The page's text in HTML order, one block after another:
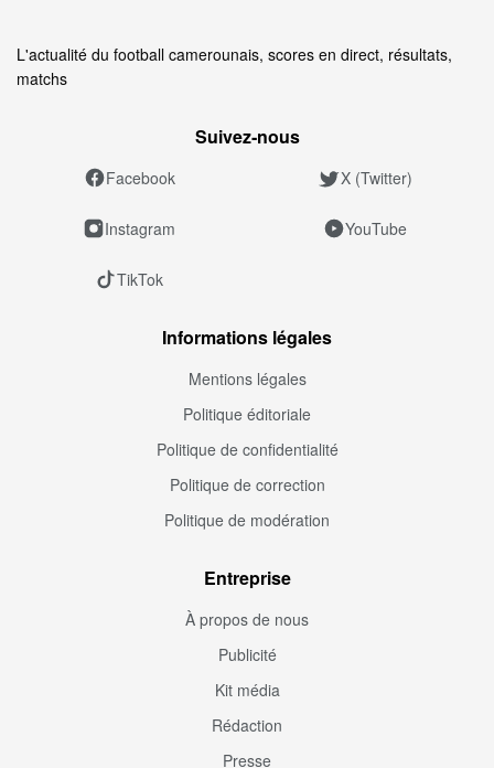
L'actualité du football camerounais, scores en direct, résultats,
matchs
Suivez‑nous
Facebook X (Twitter)
Instagram YouTube
TikTok
Informations légales
Mentions légales
Politique éditoriale
Politique de confidentialité
Politique de correction
Politique de modération
Entreprise
À propos de nous
Publicité
Kit média
Rédaction
Presse